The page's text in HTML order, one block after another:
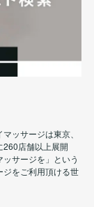
ッサージは東京、
260店舗以上展開
サージを」という
ジをご利用頂ける世